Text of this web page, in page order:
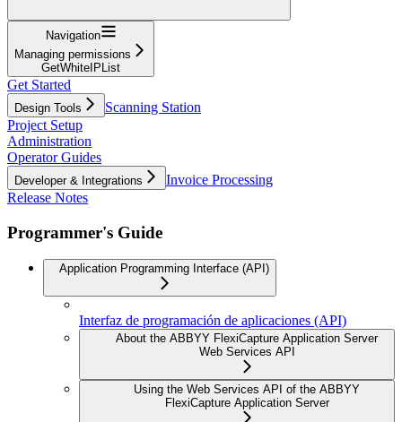
Navigation
Managing permissions
GetWhiteIPList
Get Started
Design Tools
Scanning Station
Project Setup
Administration
Operator Guides
Developer & Integrations
Invoice Processing
Release Notes
Programmer's Guide
Application Programming Interface (API)
Interfaz de programación de aplicaciones (API)
About the ABBYY FlexiCapture Application Server
Web Services API
Using the Web Services API of the ABBYY
FlexiCapture Application Server